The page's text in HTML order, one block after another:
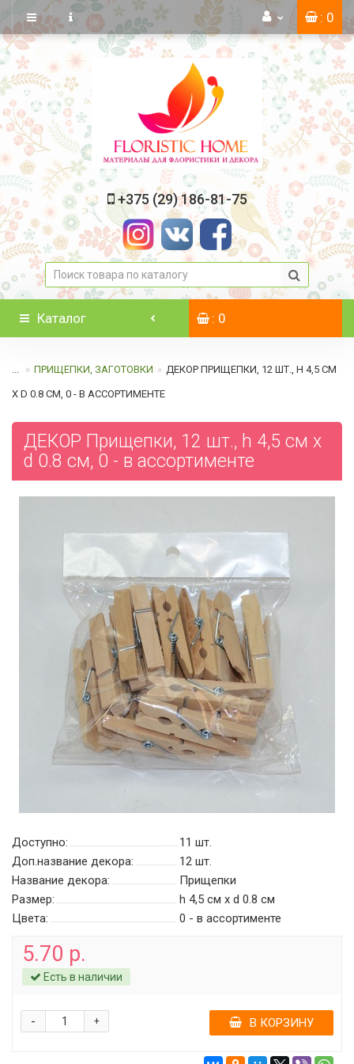
: 0
+375 (29) 186-81-75
Каталог : 0
... ПРИЩЕПКИ, ЗАГОТОВКИ ДЕКОР ПРИЩЕПКИ, 12 ШТ., H 4,5 СМ
Х D 0.8 СМ, 0 - В АССОРТИМЕНТЕ
ДЕКОР Прищепки, 12 шт., h 4,5 см х
d 0.8 см, 0 - в ассортименте
Доступно: 11 шт.
Доп.название декора:
12 шт.
Название декора:
Прищепки
Размер:
h 4,5 см х d 0.8 см
Цвета:
0 - в ассортименте
5.70 р.
Есть в наличии
+
- В КОРЗИНУ